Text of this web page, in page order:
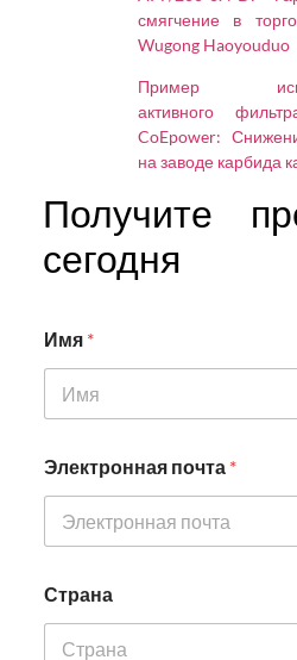
смягчение в
Wugong Haoyouduo
Пример
активного
CoEpower:
на заводе карбида
Получите
сегодня
Имя *
Электронная почта *
Страна